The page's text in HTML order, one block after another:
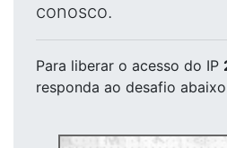
conosco.
Para liberar o acesso do IP
responda ao desafio